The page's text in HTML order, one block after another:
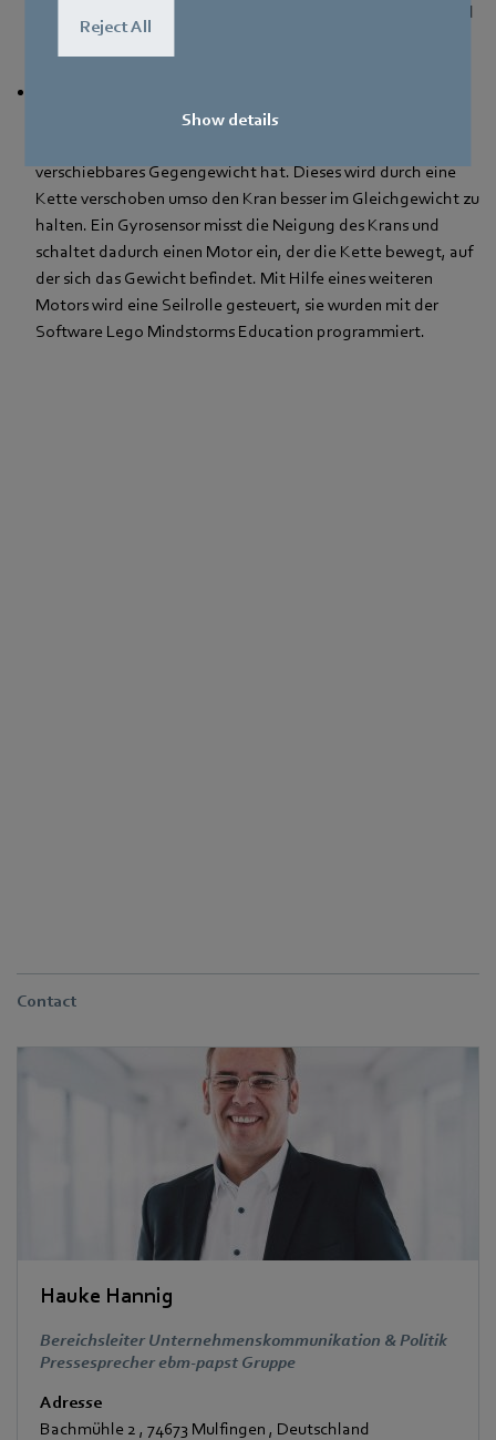
Reject All
Show details
Gefäße auf -18 Grad herunter. Nun wird genau gestoppt und
regelmäßig kontrolliert, ob das Wasser schon gefroren ist.
Gymnasium bei St. Michael, Schwäbisch Hall, haben ein
verschiebbares Gegengewicht hat. Dieses wird durch eine
Kette verschoben umso den Kran besser im Gleichgewicht zu
halten. Ein Gyrosensor misst die Neigung des Krans und
schaltet dadurch einen Motor ein, der die Kette bewegt, auf
der sich das Gewicht befindet. Mit Hilfe eines weiteren
Motors wird eine Seilrolle gesteuert, sie wurden mit der
Software Lego Mindstorms Education programmiert.
Contact
Hauke Hannig
Bereichsleiter Unternehmenskommunikation & Politik
Pressesprecher ebm-papst Gruppe
Adresse
Bachmühle 2 , 74673 Mulfingen , Deutschland